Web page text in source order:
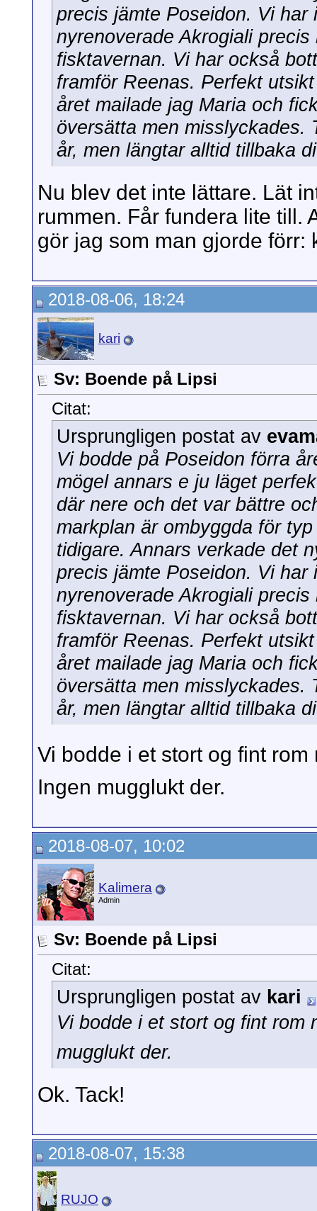
precis jämte Poseidon. Vi
nyrenoverade Akrogiali
fisktavernan. Vi har också
framför Reenas. Perfekt
året mailade jag Maria och
översätta men misslyckades.
år, men längtar alltid tillbaka
Nu blev det inte lättare. Lät
rummen. Får fundera lite till.
gör jag som man gjorde
2018-08-06, 18:24
kari
Sv: Boende på Lipsi
Citat:
Ursprungligen postat av
Vi bodde på Poseidon förra
mögel annars e ju läget
där nere och det var bättre
markplan är ombyggda för
tidigare. Annars verkade det
precis jämte Poseidon. Vi
nyrenoverade Akrogiali
fisktavernan. Vi har också
framför Reenas. Perfekt
året mailade jag Maria och
översätta men misslyckades.
år, men längtar alltid tillbaka
Vi bodde i et stort og fint
Ingen mugglukt der.
2018-08-07, 10:02
Kalimera
Admin
Sv: Boende på Lipsi
Citat:
Ursprungligen postat av kari
Vi bodde i et stort og fint rom
mugglukt der.
Ok. Tack!
2018-08-07, 15:38
RUJO